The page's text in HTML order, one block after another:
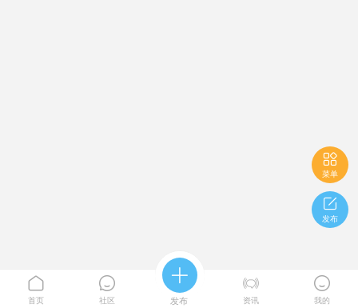

菜单

发布

首页

社区

发布

资讯

我的